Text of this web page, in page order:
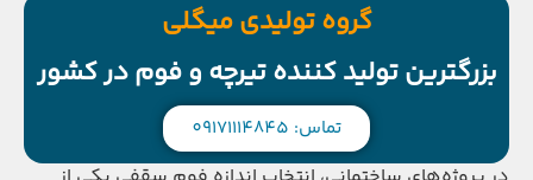
گروه تولیدی میگلی
بزرگترین تولید کننده تیرچه و فوم در کشور
تماس: 09171114845